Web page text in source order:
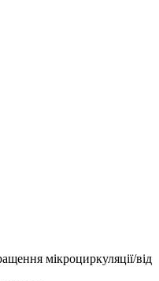
мікроциркуляції/від